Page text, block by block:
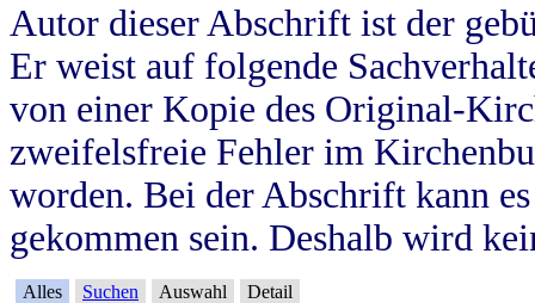
Autor dieser Abschrift ist der
Er weist auf folgende
von einer Kopie des Original-
zweifelsfreie Fehler im
worden. Bei der Abschrift kann
gekommen sein. Deshalb wird
Alles Suchen Auswahl Detail